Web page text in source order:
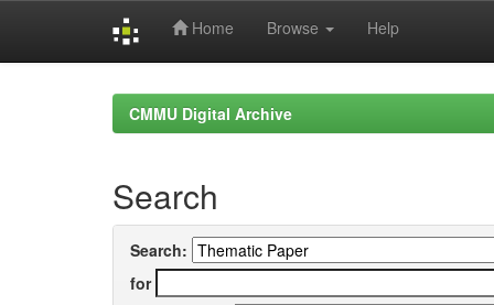
Home Browse Help
CMMU Digital Archive
Search
Search:
for